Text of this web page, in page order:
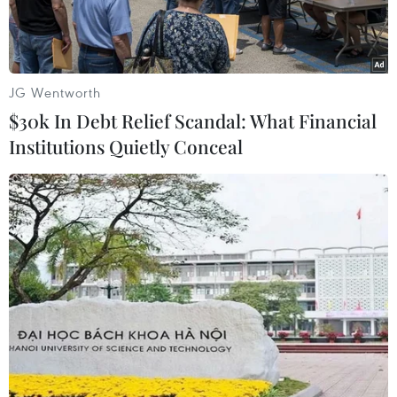
Ngoại trưởng Qatar Sheikh Mohammed bin Abdulrahman Al-
Thani. (Nguồn: AFP/TTXVN)
Theo phóng viên TTXVN tại Trung Đông, ngày
15/8, Ngoại trưởng Qatar Sheikh Mohammed
bin Abdulrahman Al-Thani nói rằng cần phải
mất nhiều thời gian mới có thể xây dựng lại
lòng tin giữa các nước vùng Vịnh, trong bối
JG Wentworth
$30k In Debt Relief Scandal: What Financial
Institutions Quietly Conceal